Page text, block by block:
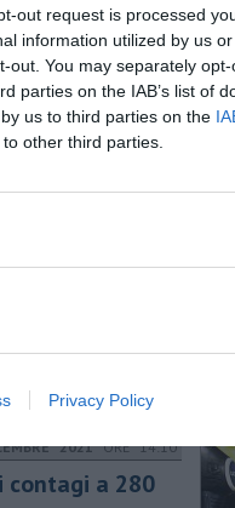
out request is processed
information utilized by us
out. You may separately
parties on the IAB’s list of
us to third parties on the
other third parties.
Privacy Policy
2020ORE 14:28
positivi
nel territorio
Toscana
2021ORE 14:10
contagi a 280